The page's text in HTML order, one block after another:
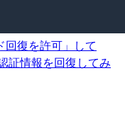
回復を許可」して
証情報を回復してみ